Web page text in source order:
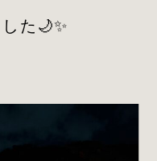
た🌙✨